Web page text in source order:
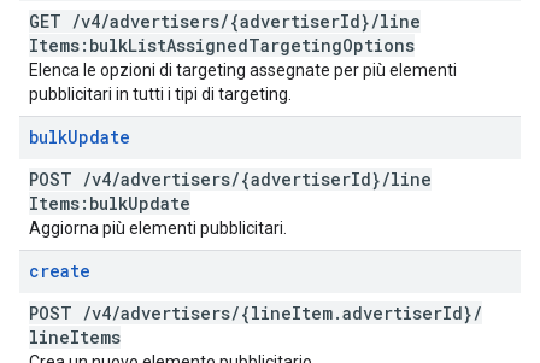
GET /v4/advertisers/{advertiserId}/line
Items:bulkListAssignedTargetingOptions
Elenca le opzioni di targeting assegnate per più elementi
pubblicitari in tutti i tipi di targeting.
bulkUpdate
POST /v4/advertisers/{advertiserId}/line
Items:bulkUpdate
Aggiorna più elementi pubblicitari.
create
POST /v4/advertisers/{lineItem.advertiserId}/
lineItems